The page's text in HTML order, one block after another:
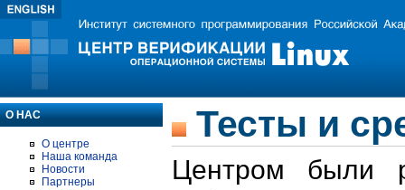
О НАС
О центре
Наша команда
Новости
Партнеры
Тесты и
Центром были